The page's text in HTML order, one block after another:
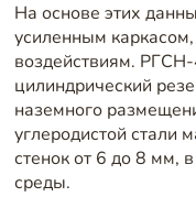
На основе этих
усиленным
воздействиям.
цилиндрический
наземного
углеродистой стали
стенок от 6 до 8 мм,
среды.